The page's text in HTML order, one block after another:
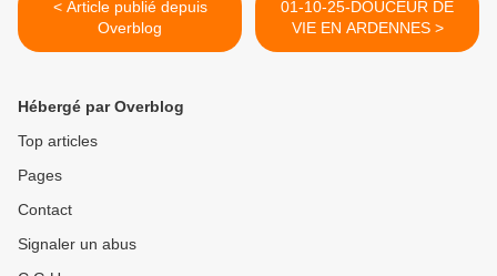
< Article publié depuis
Overblog
01-10-25-DOUCEUR DE
VIE EN ARDENNES >
Hébergé par Overblog
Top articles
Pages
Contact
Signaler un abus